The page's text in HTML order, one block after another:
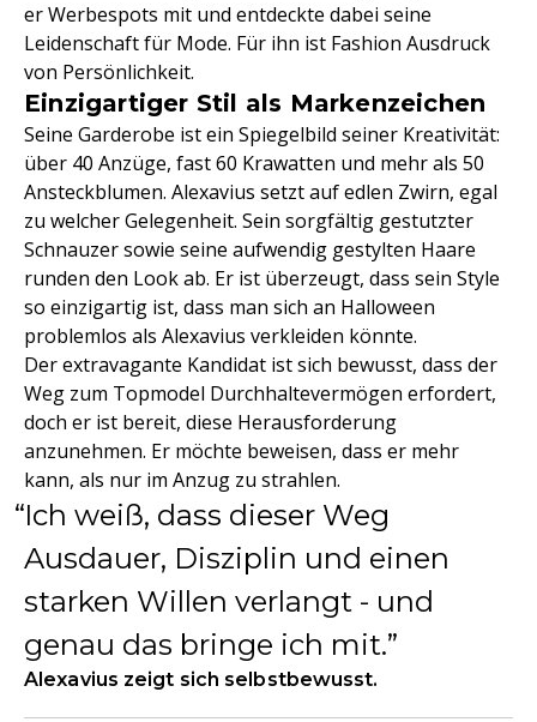
er Werbespots mit und entdeckte dabei seine
Leidenschaft für Mode. Für ihn ist Fashion Ausdruck
von Persönlichkeit.
Einzigartiger Stil als Markenzeichen
Seine Garderobe ist ein Spiegelbild seiner Kreativität:
über 40 Anzüge, fast 60 Krawatten und mehr als 50
Ansteckblumen. Alexavius setzt auf edlen Zwirn, egal
zu welcher Gelegenheit. Sein sorgfältig gestutzter
Schnauzer sowie seine aufwendig gestylten Haare
runden den Look ab. Er ist überzeugt, dass sein Style
so einzigartig ist, dass man sich an Halloween
problemlos als Alexavius verkleiden könnte.
Der extravagante Kandidat ist sich bewusst, dass der
Weg zum Topmodel Durchhaltevermögen erfordert,
doch er ist bereit, diese Herausforderung
anzunehmen. Er möchte beweisen, dass er mehr
kann, als nur im Anzug zu strahlen.
Ich weiß, dass dieser Weg
Ausdauer, Disziplin und einen
starken Willen verlangt - und
genau das bringe ich mit.
Alexavius zeigt sich selbstbewusst.